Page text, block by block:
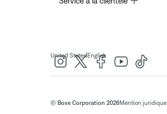
United States| English
© Bose Corporation 2026Mention juridique